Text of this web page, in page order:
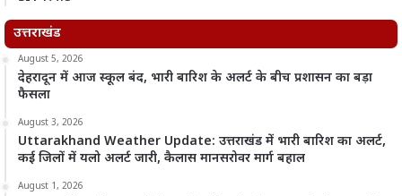
उत्तराखंड
August 5, 2026
देहरादून में आज स्कूल बंद, भारी बारिश के अलर्ट के बीच प्रशासन का बड़ा
फैसला
August 3, 2026
Uttarakhand Weather Update: उत्तराखंड में भारी बारिश का अलर्ट,
कई जिलों में यलो अलर्ट जारी, कैलास मानसरोवर मार्ग बहाल
August 1, 2026